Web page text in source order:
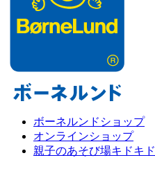
ボーネルンドショップ
オンラインショップ
親子のあそび場キドキド